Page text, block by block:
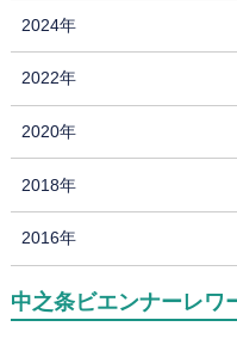
2024年
2022年
2020年
2018年
2016年
中之条ビエンナーレワ